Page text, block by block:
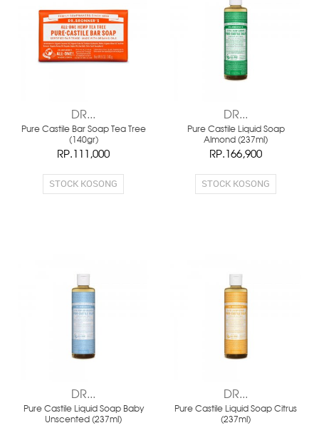
DR...
Pure Castile Bar Soap Tea Tree
(140gr)
RP.111,000
STOCK KOSONG
DR...
Pure Castile Liquid Soap
Almond (237ml)
RP.166,900
STOCK KOSONG
DR...
Pure Castile Liquid Soap Baby
Unscented (237ml)
DR...
Pure Castile Liquid Soap Citrus
(237ml)